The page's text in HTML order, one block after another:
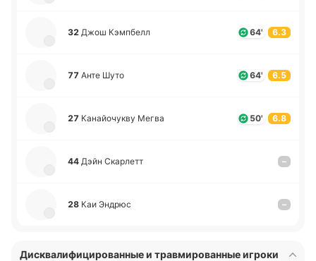
32 Джош Кэ­мпбелл 64' 6.3
77 Анте Шуто 64' 6.5
27 Ка­найо­чу­кву Мегва 50' 6.8
44 Дэйн Ска­рлетт –
28 Каи Эндрюс –
Дисквалифицированные и травмированные игроки